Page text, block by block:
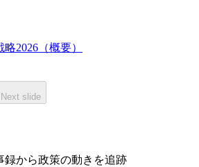
2026（概要）
Next slide
録から政策の動きを追跡